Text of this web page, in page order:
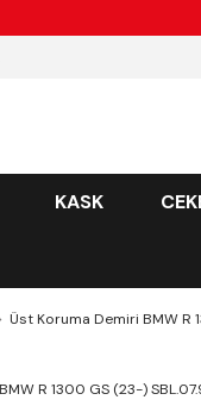
KASK
Üst Koruma Demiri BMW R